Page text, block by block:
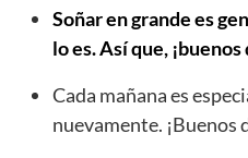
Soñar en grande es
lo es. Así que,
Cada mañana es
nuevamente. ¡Buenos